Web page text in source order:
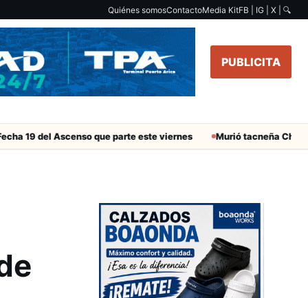
Quiénes somosContactoMedia KitFB | IG | X | 🔍
PUBLICITA
Ascenso que parte este viernes Murió tacneña Charito Mistral